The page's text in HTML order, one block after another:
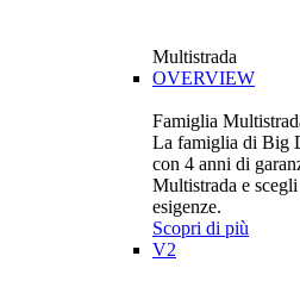
Multistrada
OVERVIEW
Famiglia
La famiglia di Big
con 4 anni di
Multistrada e
esigenze.
Scopri di più
V2